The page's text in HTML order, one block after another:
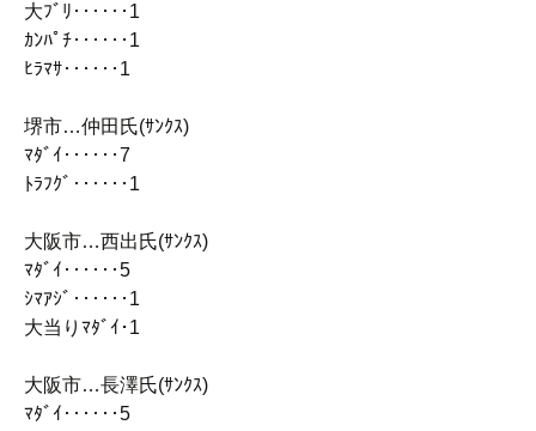
大ﾌﾞﾘ‥‥‥1
ｶﾝﾊﾟﾁ‥‥‥1
ﾋﾗﾏｻ‥‥‥1
堺市…仲田氏(ｻﾝｸｽ)
ﾏﾀﾞｲ‥‥‥7
ﾄﾗﾌｸﾞ‥‥‥1
大阪市…西出氏(ｻﾝｸｽ)
ﾏﾀﾞｲ‥‥‥5
ｼﾏｱｼﾞ‥‥‥1
大当りﾏﾀﾞｲ･1
大阪市…長澤氏(ｻﾝｸｽ)
ﾏﾀﾞｲ‥‥‥5